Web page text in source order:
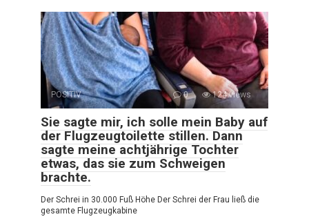
POSITIV 0 124 views
Sie sagte mir, ich solle mein Baby auf
der Flugzeugtoilette stillen. Dann
sagte meine achtjährige Tochter
etwas, das sie zum Schweigen
brachte.
Der Schrei in 30.000 Fuß Höhe Der Schrei der Frau ließ die
gesamte Flugzeugkabine